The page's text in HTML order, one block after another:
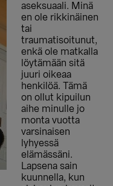
aseksuaali. Minä
en ole rikkinäinen
tai
traumatisoitunut,
enkä ole matkalla
löytämään sitä
juuri oikeaa
henkilöä. Tämä
on ollut kipuilun
aihe minulle jo
monta vuotta
varsinaisen
lyhyessä
elämässäni.
Lapsena sain
kuunnella, kun